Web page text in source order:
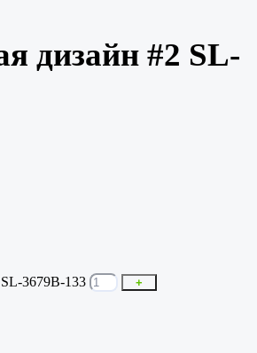
дизайн #2 SL-
3679B-133 +